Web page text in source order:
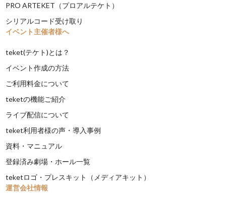
PRO ARTEKET（プロアルテケト）
シリアルコード受け取り
イベント主催者様へ
teket(テケト)とは？
イベント作成の方法
ご利用料金について
teketの機能ご紹介
ライブ配信について
teket利用者様の声・導入事例
資料・マニュアル
登録済み劇場・ホール一覧
teketロゴ・プレスキット（メディアキット）
運営会社情報